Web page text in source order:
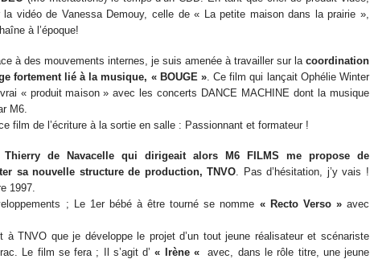
la vidéo de Vanessa Demouy, celle de « La petite maison dans la prairie »,
à l’époque!
à des mouvements internes, je suis amenée à travailler sur la coordination
fortement lié à la musique, « BOUGE ». Ce film qui lançait Ophélie Winter
« produit maison » avec les concerts DANCE MACHINE dont la musique
M6.
film de l’écriture à la sortie en salle : Passionnant et formateur !
Thierry de Navacelle qui dirigeait alors M6 FILMS me propose de
sa nouvelle structure de production, TNVO. Pas d’hésitation, j’y vais !
1997.
; Le 1er bébé à être tourné se nomme « Recto Verso »avec
à TNVO que je développe le projet d’un tout jeune réalisateur et scénariste
Le film se fera ; Il s’agit d’« Irène «
avec, dans le rôle titre, une jeune